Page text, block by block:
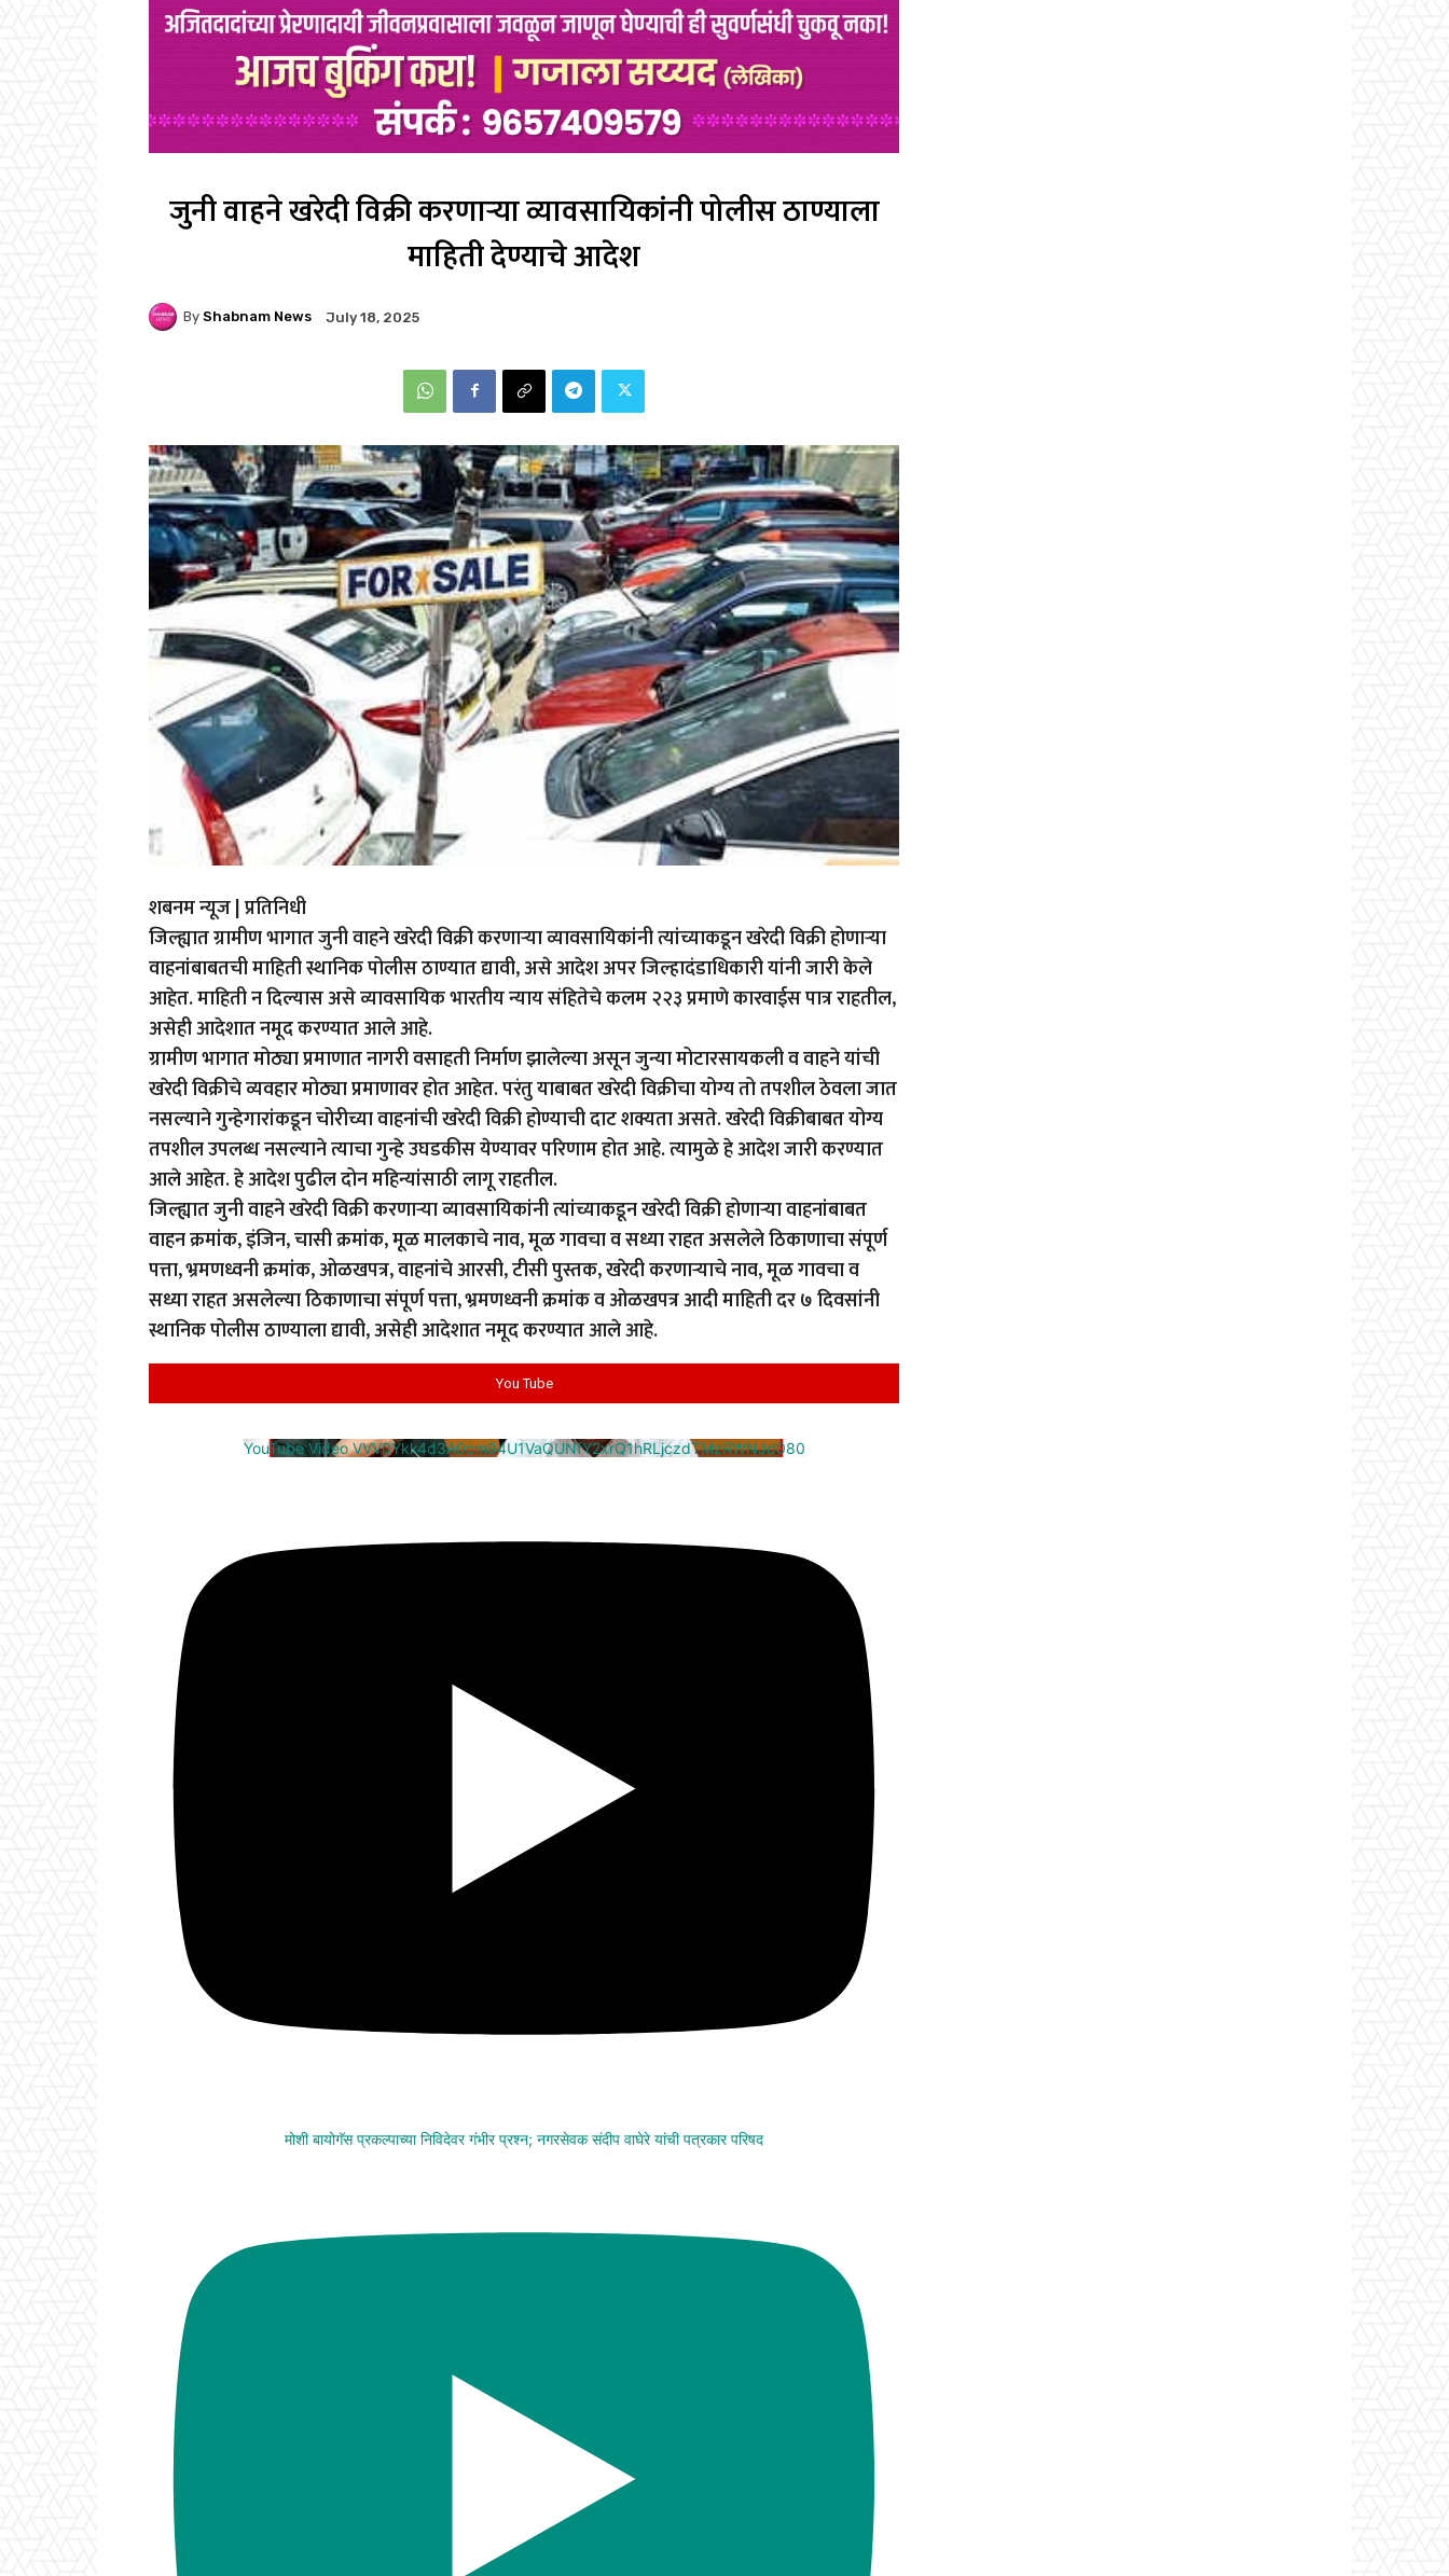
जुनी वाहने खरेदी विक्री करणाऱ्या व्यावसायिकांनी पोलीस ठाण्याला
माहिती देण्याचे आदेश
By Shabnam News July 18, 2025
शबनम न्यूज | प्रतिनिधी
जिल्ह्यात ग्रामीण भागात जुनी वाहने खरेदी विक्री करणाऱ्या व्यावसायिकांनी त्यांच्याकडून खरेदी विक्री होणाऱ्या
वाहनांबाबतची माहिती स्थानिक पोलीस ठाण्यात द्यावी, असे आदेश अपर जिल्हादंडाधिकारी यांनी जारी केले
आहेत. माहिती न दिल्यास असे व्यावसायिक भारतीय न्याय संहितेचे कलम २२३ प्रमाणे कारवाईस पात्र राहतील,
असेही आदेशात नमूद करण्यात आले आहे.
ग्रामीण भागात मोठ्या प्रमाणात नागरी वसाहती निर्माण झालेल्या असून जुन्या मोटारसायकली व वाहने यांची
खरेदी विक्रीचे व्यवहार मोठ्या प्रमाणावर होत आहेत. परंतु याबाबत खरेदी विक्रीचा योग्य तो तपशील ठेवला जात
नसल्याने गुन्हेगारांकडून चोरीच्या वाहनांची खरेदी विक्री होण्याची दाट शक्यता असते. खरेदी विक्रीबाबत योग्य
तपशील उपलब्ध नसल्याने त्याचा गुन्हे उघडकीस येण्यावर परिणाम होत आहे. त्यामुळे हे आदेश जारी करण्यात
आले आहेत. हे आदेश पुढील दोन महिन्यांसाठी लागू राहतील.
जिल्ह्यात जुनी वाहने खरेदी विक्री करणाऱ्या व्यावसायिकांनी त्यांच्याकडून खरेदी विक्री होणाऱ्या वाहनांबाबत
वाहन क्रमांक, इंजिन, चासी क्रमांक, मूळ मालकाचे नाव, मूळ गावचा व सध्या राहत असलेले ठिकाणाचा संपूर्ण
पत्ता, भ्रमणध्वनी क्रमांक, ओळखपत्र, वाहनांचे आरसी, टीसी पुस्तक, खरेदी करणाऱ्याचे नाव, मूळ गावचा व
सध्या राहत असलेल्या ठिकाणाचा संपूर्ण पत्ता, भ्रमणध्वनी क्रमांक व ओळखपत्र आदी माहिती दर ७ दिवसांनी
स्थानिक पोलीस ठाण्याला द्यावी, असेही आदेशात नमूद करण्यात आले आहे.
You Tube
YouTube Video VVV0Ykk4d3A0cm94U1VaQUNfY2xrQ1hRLjczdTMzRWNJd080
मोशी बायोगॅस प्रकल्पाच्या निविदेवर गंभीर प्रश्न; नगरसेवक संदीप वाघेरे यांची पत्रकार परिषद